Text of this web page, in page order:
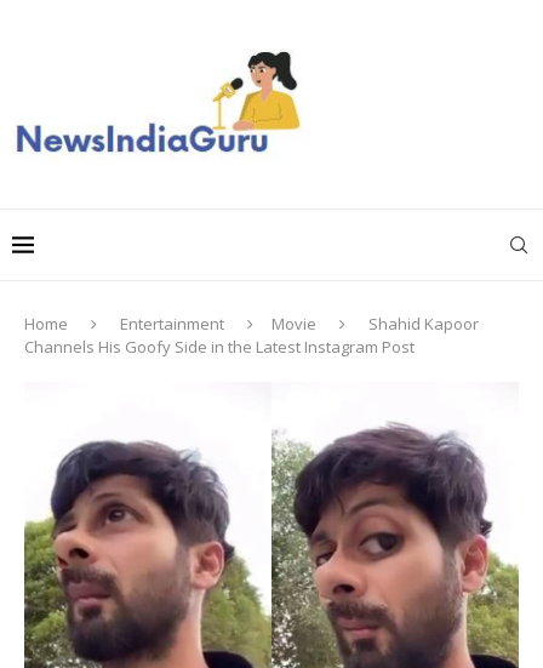
Home Entertainment Movie
Shahid Kapoor
Channels His Goofy Side in the Latest Instagram Post